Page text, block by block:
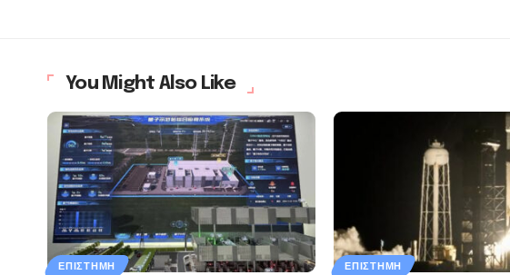
You Might Also Like
ΕΠΙΣΤΉΜΗ ΕΠΙΣΤΉΜΗ